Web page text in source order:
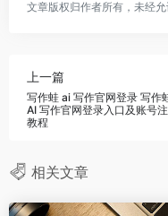
文章版权归作者所有，未经允
上一篇
写作蛙 ai 写作官网登录 写作
AI 写作官网登录入口及账号
教程
相关文章